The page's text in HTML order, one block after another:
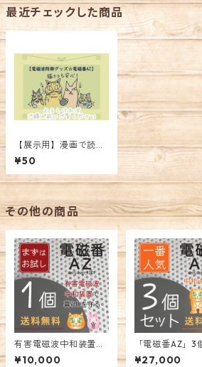
最近チェックした商品
【展示用】漫画で読む
「電磁波の影響」と
「電磁番」
¥50
その他の商品
有害電磁波中和装置
「電磁番AZ」1個
¥10,000
「電磁番AZ」3
ト(5Ｇ有害電磁
¥27,000